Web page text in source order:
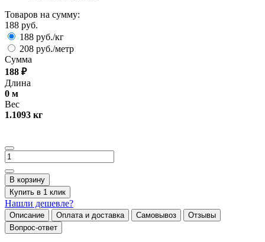
Товаров на сумму:
188 руб.
188 руб./кг
208 руб./метр
Сумма
188 ₽
Длина
0 м
Вес
1.1093 кг
В корзину
Купить в 1 клик
Нашли дешевле?
Описание Оплата и доставка Самовывоз
Отзывы
Вопрос-ответ